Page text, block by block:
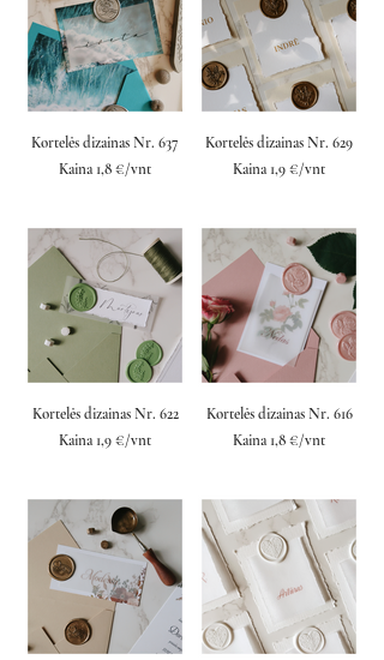
Kortelės dizainas Nr. 637
Kaina 1,8 €/vnt
Kortelės dizainas Nr. 629
Kaina 1,9 €/vnt
Kortelės dizainas Nr. 622
Kaina 1,9 €/vnt
Kortelės dizainas Nr. 616
Kaina 1,8 €/vnt